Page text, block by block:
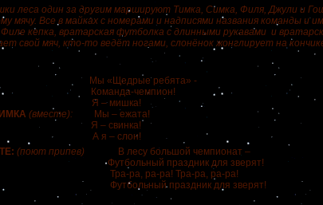
леса один за другим маршируют Тимка, Симка, Филя, Джули и
мячу. Все в майках с номерами и надписями названия команды и
кепка, вратарская футболка с длинными рукавами и
свой мяч, кто-то ведёт ногами, слонёнок жонглирует на
Мы «Щедрые ребята» -
чемпион!
– мишка!
(вместе):
Мы – ежата!
– свинка!
я – слон!
(поют припев) В лесу большой чемпионат –
праздник для зверят!
ра-ра! Тра-ра, ра-ра!
праздник для зверят!